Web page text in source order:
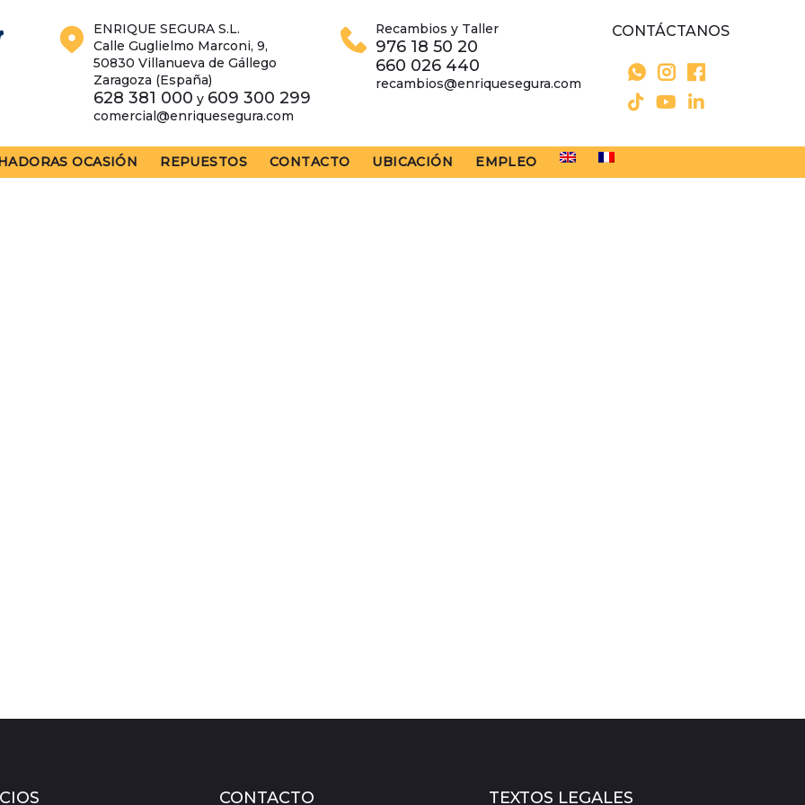
ENRIQUE SEGURA S.L.
Calle Guglielmo Marconi, 9,
50830 Villanueva de Gállego
Zaragoza (España)
628 381 000 y 609 300 299
comercial@enriquesegura.com
Recambios y Taller
976 18 50 20
660 026 440
recambios@enriquesegura.com
CONTÁCTANOS
OCASIÓN REPUESTOS CONTACTO UBICACIÓN EMPLEO
CONTACTO TEXTOS LEGALES